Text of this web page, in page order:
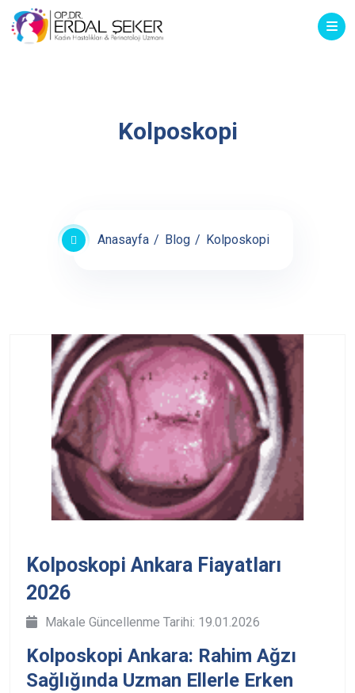
Kolposkopi
Anasayfa Blog Kolposkopi
Kolposkopi Ankara Fiayatları
2026
Makale Güncellenme Tarihi: 19.01.2026
Kolposkopi Ankara: Rahim Ağzı
Sağlığında Uzman Ellerle Erken